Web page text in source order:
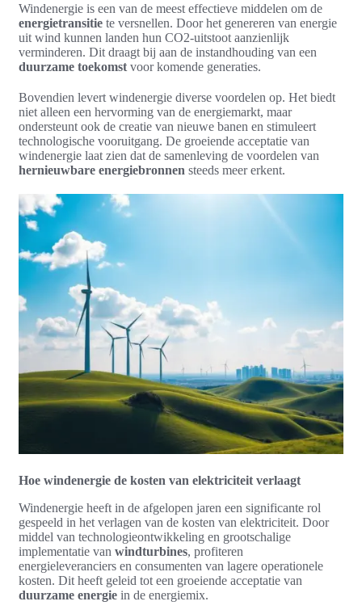
Windenergie is een van de meest effectieve middelen om de
energietransitie te versnellen. Door het genereren van energie
uit wind kunnen landen hun CO2-uitstoot aanzienlijk
verminderen. Dit draagt bij aan de instandhouding van een
duurzame toekomst voor komende generaties.
Bovendien levert windenergie diverse voordelen op. Het biedt
niet alleen een hervorming van de energiemarkt, maar
ondersteunt ook de creatie van nieuwe banen en stimuleert
technologische vooruitgang. De groeiende acceptatie van
windenergie laat zien dat de samenleving de voordelen van
hernieuwbare energiebronnen steeds meer erkent.
Hoe windenergie de kosten van elektriciteit verlaagt
Windenergie heeft in de afgelopen jaren een significante rol
gespeeld in het verlagen van de kosten van elektriciteit. Door
middel van technologieontwikkeling en grootschalige
implementatie van windturbines, profiteren
energieleveranciers en consumenten van lagere operationele
kosten. Dit heeft geleid tot een groeiende acceptatie van
duurzame energie in de energiemix.